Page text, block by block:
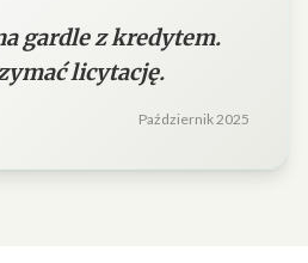
gardle z kredytem.
licytację.
Październik 2025